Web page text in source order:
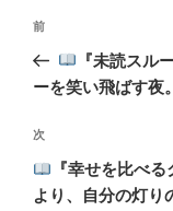
投
ゲ
ー
シ
前
の
前
『未読スル
ーを笑い飛ばす夜
次
の
投
次
『幸せを比べ
より、自分の灯り